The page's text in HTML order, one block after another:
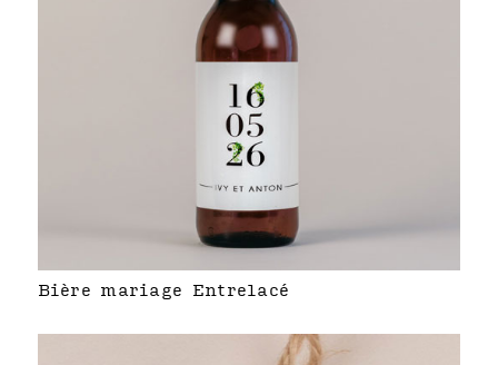
Bière mariage Entrelacé